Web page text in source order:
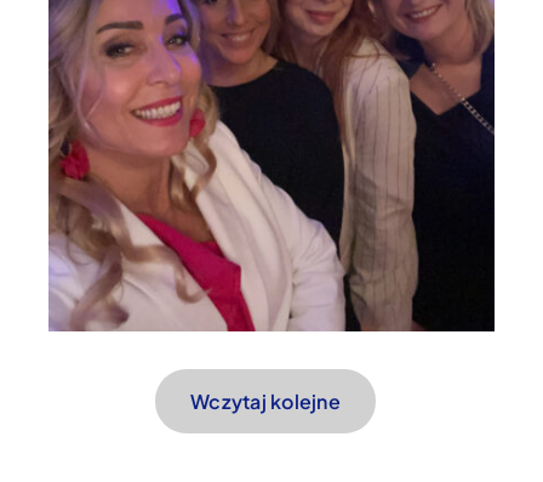
Wczytaj kolejne